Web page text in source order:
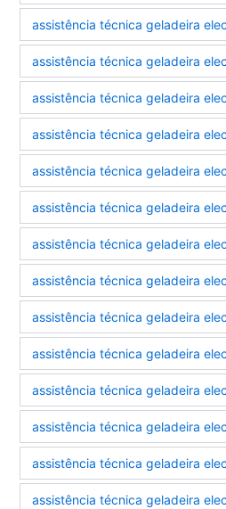
assistência técnica geladeira
assistência técnica geladeira
assistência técnica geladeira
assistência técnica geladeira
assistência técnica geladeira
assistência técnica geladeira
assistência técnica geladeira
assistência técnica geladeira
assistência técnica geladeira
assistência técnica geladeira
assistência técnica geladeira
assistência técnica geladeira
assistência técnica geladeira
assistência técnica geladeira